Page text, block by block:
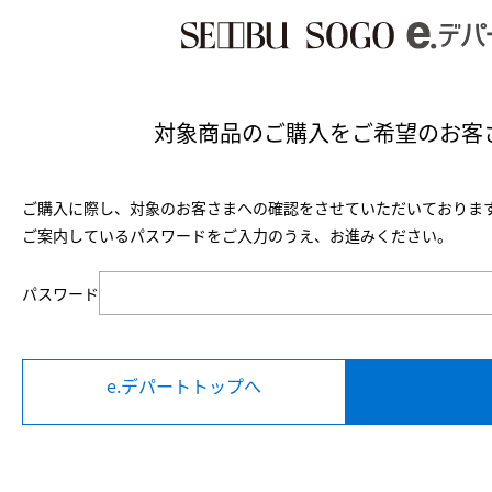
対象商品のご購入をご希望のお客
ご購入に際し、対象のお客さまへの確認をさせていただいております
ご案内しているパスワードをご入力のうえ、お進みください。
パスワード
e.デパートトップへ